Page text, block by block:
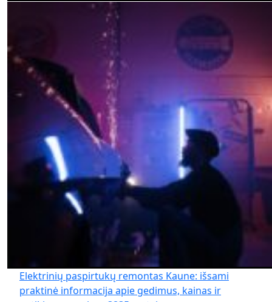
Elektrinių paspirtukų remontas Kaune: išsami
praktinė informacija apie gedimus, kainas ir